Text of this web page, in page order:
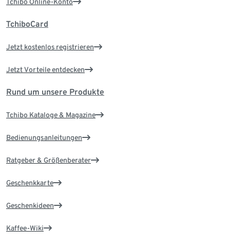
Tchibo Online-Konto
TchiboCard
Jetzt kostenlos registrieren
Jetzt Vorteile entdecken
Rund um unsere Produkte
Tchibo Kataloge & Magazine
Bedienungsanleitungen
Ratgeber & Größenberater
Geschenkkarte
Geschenkideen
Kaffee-Wiki